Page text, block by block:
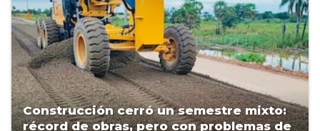
Construcción cerró un semestre mixto:
récord de obras, pero con problemas de